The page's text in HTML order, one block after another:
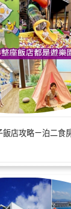
飯店攻略ㄧ泊二食